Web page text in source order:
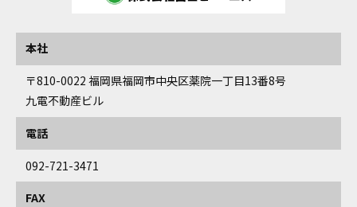
本社
〒810-0022 福岡県福岡市中央区薬院一丁目13番8号
九電不動産ビル
電話
092-721-3471
FAX